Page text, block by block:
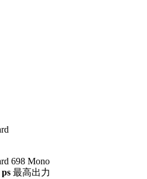
698 Mono
ps 最高出力